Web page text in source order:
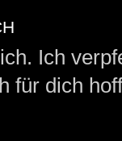
Ich
für dich